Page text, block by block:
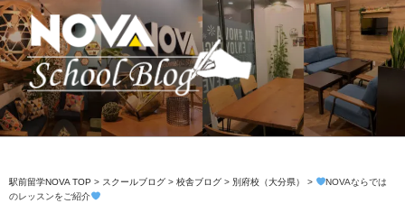
コ
ン
テ
ン
ツ
へ
ス
ッ
プ
駅前留学NOVA【公式】スクールブロ
英会話スクール・英会話教室
駅前留学NOVA TOP > スクールブログ > 校舎ブログ > 別府校（大分県） >
NOVAならでは
のレッスンをご紹介